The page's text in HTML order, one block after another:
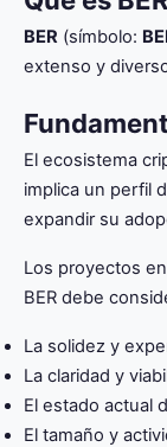
BER (símbolo:
extenso y
El ecosistema
implica un perfil
expandir su
Los proyectos
BER debe
La solidez y
La claridad y
El estado actual
El tamaño y